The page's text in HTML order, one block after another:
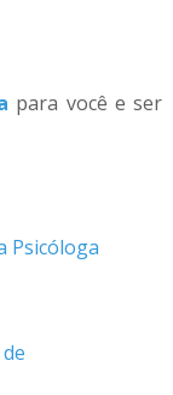
para você e ser
Psicóloga